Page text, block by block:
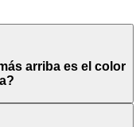
arriba es el color